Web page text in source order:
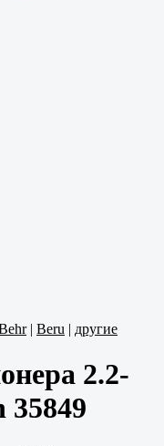
| Beru | другие
2.2-
35849